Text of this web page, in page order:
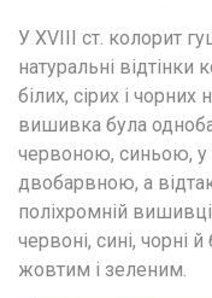
У ХVІІІ ст. колорит
натуральні відтінки
білих, сірих і
вишивка була
червоною, синьою, у
двобарвною, а
поліхромній
червоні, сині, чорні
жовтим і зеленим.